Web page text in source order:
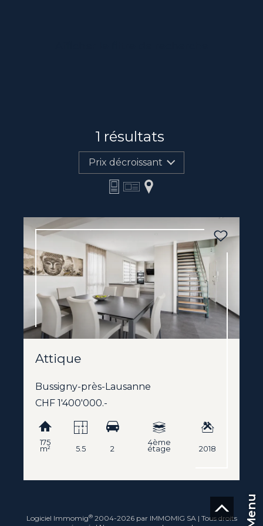
Menu
1 résultats
Prix décroissant
Attique
Bussigny-près-Lausanne
CHF 1'400'000.-
175
m² 5.5 2
4ème
étage 2018
Logiciel Immomig®2004-2026 par IMMOMIG SA | Tous droits